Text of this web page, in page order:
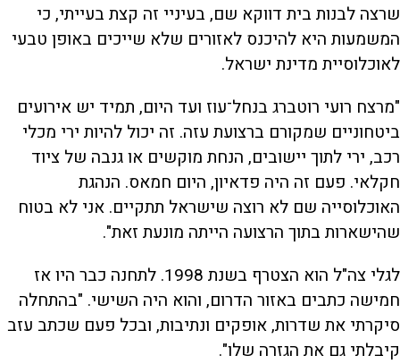
שרצה לבנות בית דווקא שם, בעיניי זה קצת בעייתי, כי
המשמעות היא להיכנס לאזורים שלא שייכים באופן טבעי
לאוכלוסיית מדינת ישראל.
"מרצח רועי רוטברג בנחל־עוז ועד היום, תמיד יש אירועים
ביטחוניים שמקורם ברצועת עזה. זה יכול להיות ירי מכלי
רכב, ירי לתוך יישובים, הנחת מוקשים או גנבה של ציוד
חקלאי. פעם זה היה פדאיון, היום חמאס. הנהגת
האוכלוסייה שם לא רוצה שישראל תתקיים. אני לא בטוח
שהישארות בתוך הרצועה הייתה מונעת זאת".
לגלי צה"ל הוא הצטרף בשנת 1998. לתחנה כבר היו אז
חמישה כתבים באזור הדרום, והוא היה השישי. "בהתחלה
סיקרתי את שדרות, אופקים ונתיבות, ובכל פעם שכתב עזב
קיבלתי גם את הגזרה שלו".